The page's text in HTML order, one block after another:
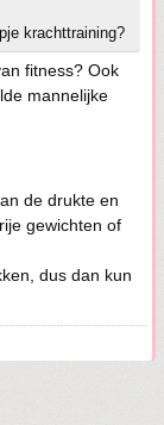
krachttraining?
fitness? Ook
mannelijke
de drukte en
gewichten of
dus dan kun